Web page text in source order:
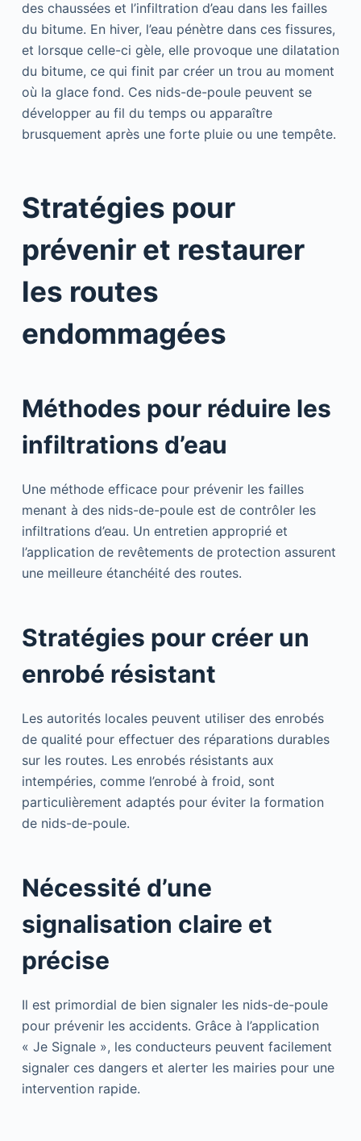
des chaussées et l’infiltration d’eau dans les failles
du bitume. En hiver, l’eau pénètre dans ces fissures,
et lorsque celle-ci gèle, elle provoque une dilatation
du bitume, ce qui finit par créer un trou au moment
où la glace fond. Ces nids-de-poule peuvent se
développer au fil du temps ou apparaître
brusquement après une forte pluie ou une tempête.
Stratégies pour
prévenir et restaurer
les routes
endommagées
Méthodes pour réduire les
infiltrations d’eau
Une méthode efficace pour prévenir les failles
menant à des nids-de-poule est de contrôler les
infiltrations d’eau. Un entretien approprié et
l’application de revêtements de protection assurent
une meilleure étanchéité des routes.
Stratégies pour créer un
enrobé résistant
Les autorités locales peuvent utiliser des enrobés
de qualité pour effectuer des réparations durables
sur les routes. Les enrobés résistants aux
intempéries, comme l’enrobé à froid, sont
particulièrement adaptés pour éviter la formation
de nids-de-poule.
Nécessité d’une
signalisation claire et
précise
Il est primordial de bien signaler les nids-de-poule
pour prévenir les accidents. Grâce à l’application
« Je Signale », les conducteurs peuvent facilement
signaler ces dangers et alerter les mairies pour une
intervention rapide.